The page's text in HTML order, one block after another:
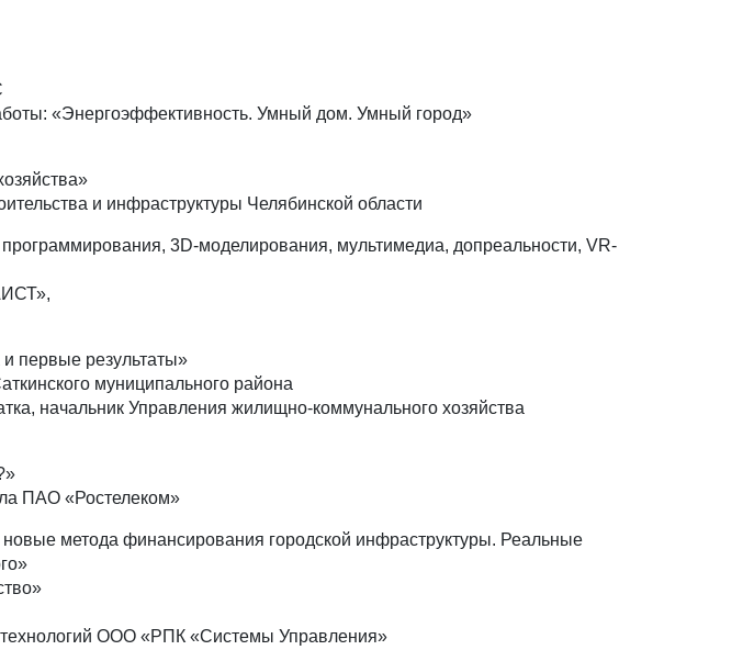
«Энергоэффективность. Умный дом. Умный город»
и инфраструктуры Челябинской области
3D-моделирования, мультимедиа, допреальности, VR-
первые результаты»
муниципального района
начальник Управления жилищно-коммунального хозяйства
ПАО «Ростелеком»
метода финансирования городской инфраструктуры. Реальные
ООО «РПК «Системы Управления»